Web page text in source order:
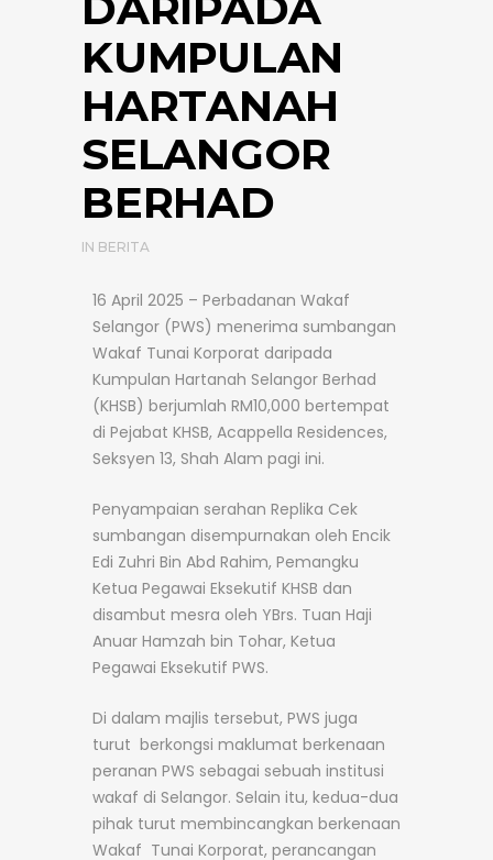
KUMPULAN
HARTANAH
SELANGOR
BERHAD
IN BERITA
16 April 2025 – Perbadanan Wakaf
Selangor (PWS) menerima sumbangan
Wakaf Tunai Korporat daripada
Kumpulan Hartanah Selangor Berhad
(KHSB) berjumlah RM10,000 bertempat
di Pejabat KHSB, Acappella Residences,
Seksyen 13, Shah Alam pagi ini.
Penyampaian serahan Replika Cek
sumbangan disempurnakan oleh Encik
Edi Zuhri Bin Abd Rahim, Pemangku
Ketua Pegawai Eksekutif KHSB dan
disambut mesra oleh YBrs. Tuan Haji
Anuar Hamzah bin Tohar, Ketua
Pegawai Eksekutif PWS.
Di dalam majlis tersebut, PWS juga
turut berkongsi maklumat berkenaan
peranan PWS sebagai sebuah institusi
wakaf di Selangor. Selain itu, kedua-dua
pihak turut membincangkan berkenaan
Wakaf Tunai Korporat, perancangan